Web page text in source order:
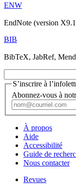
ENW
EndNote (version
BIB
BibTeX, JabRef,
S’inscrire à
Abonnez-vous à
À propos
Aide
Accessibilité
Guide de
Nous contacter
Revues